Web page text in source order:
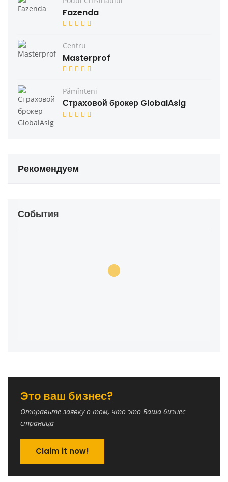
Fazenda
Centru
Masterprof
Pămînteni
Страховой брокер GlobalAsig
Рекомендуем
События
Это ваш бизнес?
Отправьте заявку о том, что это Ваша бизнес
страница
Claim it now!